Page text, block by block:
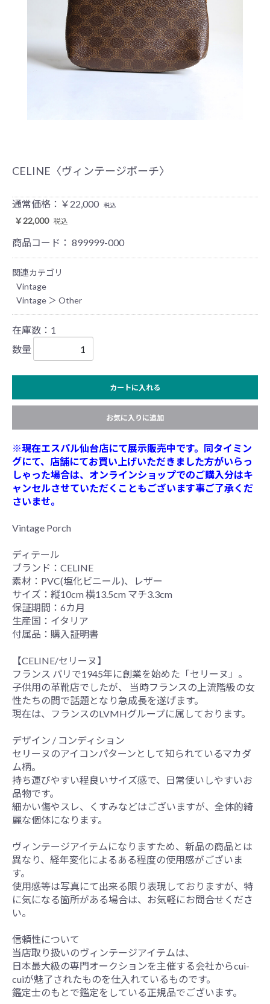
CELINE〈ヴィンテージポーチ〉
通常価格：￥22,000 税込
￥22,000 税込
商品コード： 899999-000
関連カテゴリ
Vintage
Vintage ＞ Other
在庫数：1
数量
カートに入れる
お気に入りに追加
※現在エスパル仙台店にて展示販売中です。同タイミン
グにて、店舗にてお買い上げいただきました方がいらっ
しゃった場合は、オンラインショップでのご購入分はキ
ャンセルさせていただくこともございます事ご了承くだ
さいませ。
Vintage Porch
ディテール
ブランド：CELINE
素材：PVC(塩化ビニール)、レザー
サイズ：縦10cm 横13.5cm マチ3.3cm
保証期間：6カ月
生産国：イタリア
付属品：購入証明書
【CELINE/セリーヌ】
フランス パリで1945年に創業を始めた「セリーヌ」。
子供用の革靴店でしたが、 当時フランスの上流階級の女
性たちの間で話題となり急成長を遂げます。
現在は、フランスのLVMHグループに属しております。
デザイン / コンディション
セリーヌのアイコンパターンとして知られているマカダ
ム柄。
持ち運びやすい程良いサイズ感で、日常使いしやすいお
品物です。
細かい傷やスレ、くすみなどはございますが、全体的綺
麗な個体になります。
ヴィンテージアイテムになりますため、新品の商品とは
異なり、経年変化によるある程度の使用感がございま
す。
使用感等は写真にて出来る限り表現しておりますが、特
に気になる箇所がある場合は、お気軽にお問合せくださ
い。
信頼性について
当店取り扱いのヴィンテージアイテムは、
日本最大級の専門オークションを主催する会社からcui-
cuiが魅了されたものを仕入れているものです。
鑑定士のもとで鑑定をしている正規品でございます。